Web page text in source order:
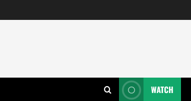
WATCH